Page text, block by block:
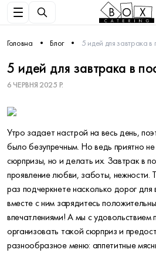
Головна Блог 5 идей для завтрака в
5 идей для завтрака в
6 ЧЕРВНЯ 2025 Р.
Утро задает настрой на весь день,
было безупречным. Но ведь приятно
сюрпризы, но и делать их. Завтрак в
проявление любви, заботы,
раз подчеркнете насколько дорог для
вместе с ним зарядитесь
впечатлениями! А мы с
организовать такой сюрприз и
разнообразное меню: аппетитные